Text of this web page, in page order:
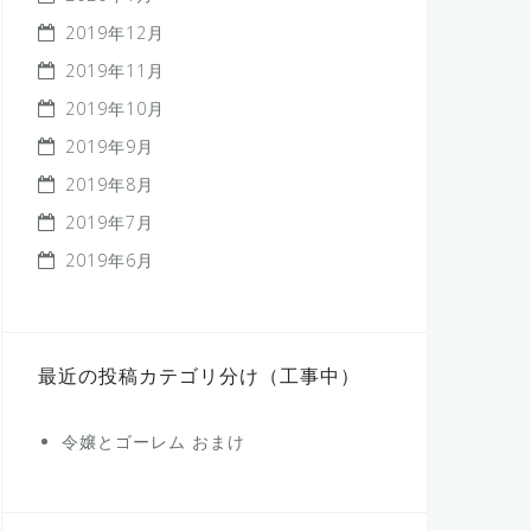
2019年12月
2019年11月
2019年10月
2019年9月
2019年8月
2019年7月
2019年6月
最近の投稿カテゴリ分け（工事中）
令嬢とゴーレム おまけ